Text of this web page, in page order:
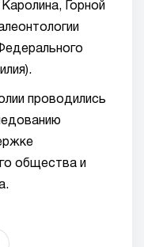
Горной
проводились
общества и